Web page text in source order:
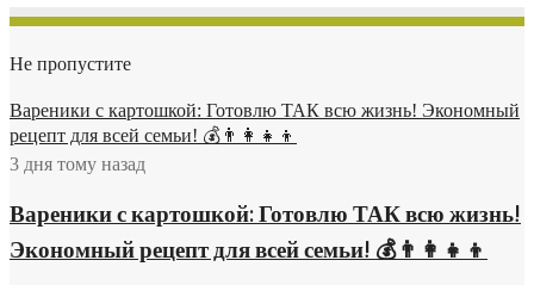
Не пропустите
Вареники с картошкой: Готовлю ТАК всю жизнь! Экономный
рецепт для всей семьи! 💰👨👩👧👦
3 дня тому назад
Вареники с картошкой: Готовлю ТАК всю жизнь!
Экономный рецепт для всей семьи! 💰👨👩👧👦